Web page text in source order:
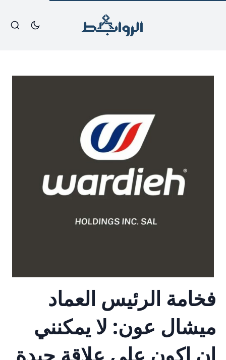
فخامة الرئيس العماد
ميشال عون: لا يمكنني